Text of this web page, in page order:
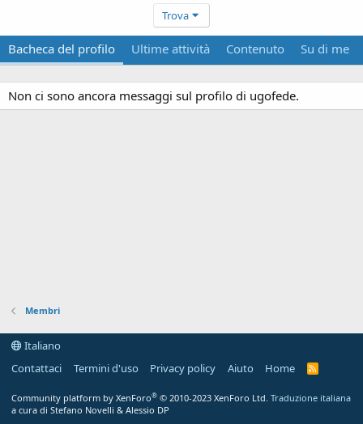
Trova
Bacheca del profilo Ultime attività Contenuto Su di me
Non ci sono ancora messaggi sul profilo di ugofede.
Membri
Italiano
Contattaci
Termini d'uso Privacy policy Aiuto Home
R
Community platform by XenForo® © 2010-2023 XenForo Ltd. Traduzione italiana
a cura di Stefano Novelli & Alessio DP